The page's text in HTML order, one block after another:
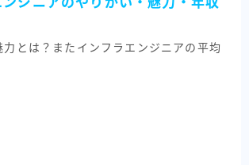
力とは？またインフラエンジニアの平均